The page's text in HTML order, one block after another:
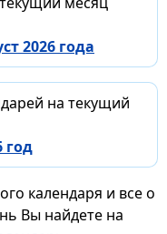
2026 года
на текущий
год
календаря и все о
Вы найдете на